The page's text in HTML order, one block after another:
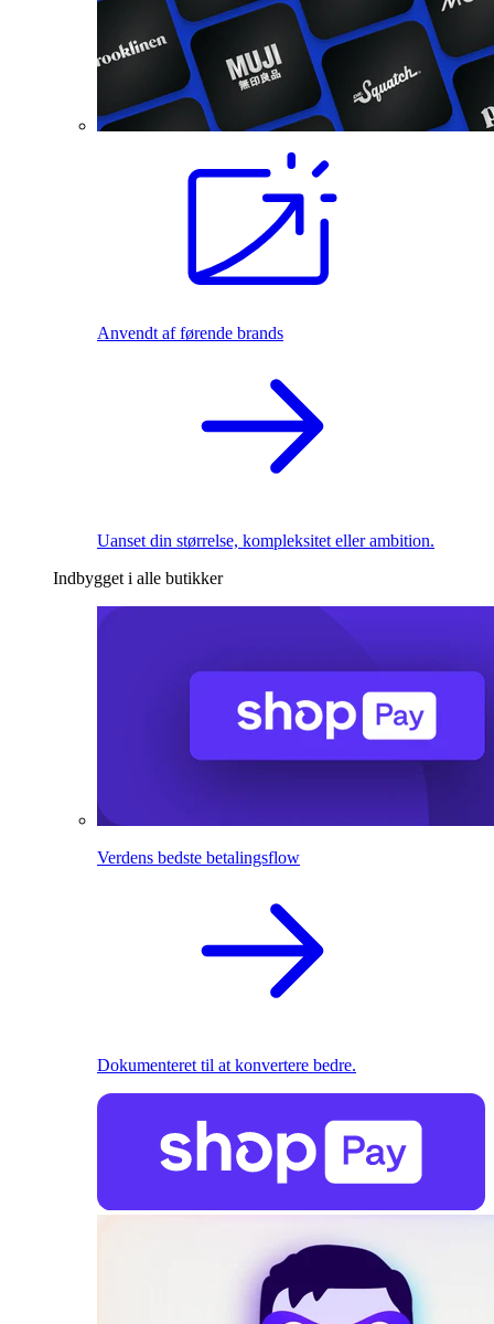
Anvendt af førende brands
Uanset din størrelse, kompleksitet eller ambition.
Indbygget i alle butikker
Verdens bedste betalingsflow
Dokumenteret til at konvertere bedre.